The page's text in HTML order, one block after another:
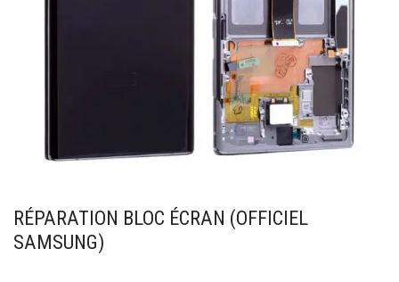
RÉPARATION BLOC ÉCRAN (OFFICIEL
SAMSUNG)